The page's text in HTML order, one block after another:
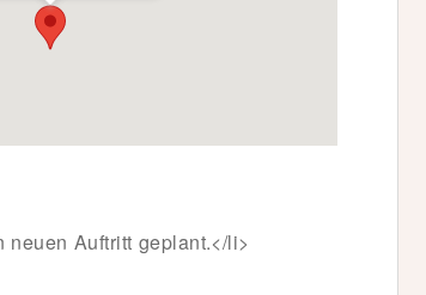
Auftritt geplant.</li>